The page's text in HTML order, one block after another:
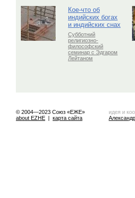
Кое-что об
индийских богах
и индийских снах
Субботний
религиозно-
философский
семинар с Эдгаром
Лейтаном
© 2004—2023 Союз «ЕЖЕ»
about EZHE | карта сайта
идея и